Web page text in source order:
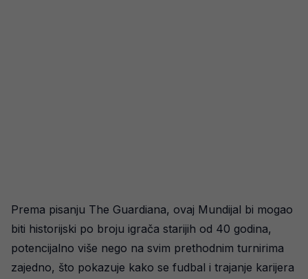
Prema pisanju The Guardiana, ovaj Mundijal bi mogao
biti historijski po broju igrača starijih od 40 godina,
potencijalno više nego na svim prethodnim turnirima
zajedno, što pokazuje kako se fudbal i trajanje karijera